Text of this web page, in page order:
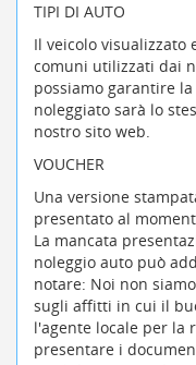
TIPI DI AUTO
Il veicolo visualizzato
comuni utilizzati dai
possiamo garantire
noleggiato sarà lo
nostro sito web.
VOUCHER
Una versione
presentato al
La mancata
noleggio auto può
notare: Noi non
sugli affitti in cui il
l'agente locale per la
presentare i